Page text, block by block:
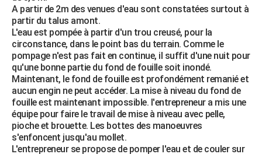
A partir de 2m des venues d'eau sont constatées surtout à
partir du talus amont.
L'eau est pompée à partir d'un trou creusé, pour la
circonstance, dans le point bas du terrain. Comme le
pompage n'est pas fait en continue, il suffit d'une nuit pour
qu'une bonne partie du fond de fouille soit inondé.
Maintenant, le fond de fouille est profondément remanié et
aucun engin ne peut accéder. La mise à niveau du fond de
fouille est maintenant impossible. l'entrepreneur a mis une
équipe pour faire le travail de mise à niveau avec pelle,
pioche et brouette. Les bottes des manoeuvres
s'enfoncent jusqu'au mollet.
L'entrepreneur se propose de pomper l'eau et de couler sur